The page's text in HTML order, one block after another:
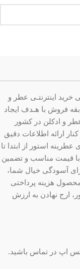
خرید اینترنتـی عطر و
با بیش از 20 سال سابقه فروش با هـدف ایجاد
و ادکلن در کشور
ارائه اطلاعات دقیق
استور از ابتدا تا
قیمت مناسب و تضمین
آسودگی خیال شما،
هزینه پرداختی
ارج نهادن به ارزش
اپ در تماس باشید.